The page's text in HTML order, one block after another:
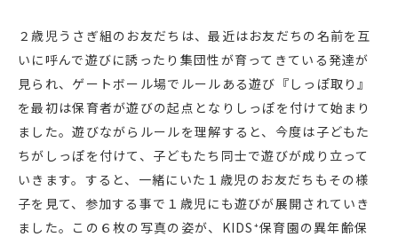
２歳児うさぎ組のお友だちは、最近はお友だちの名前を互
いに呼んで遊びに誘ったり集団性が育ってきている発達が
見られ、ゲートボール場でルールある遊び『しっぽ取り』
を最初は保育者が遊びの起点となりしっぽを付けて始まり
ました。遊びながらルールを理解すると、今度は子どもた
ちがしっぽを付けて、子どもたち同士で遊びが成り立って
いきます。すると、一緒にいた１歳児のお友だちもその様
子を見て、参加する事で１歳児にも遊びが展開されていき
ました。この６枚の写真の姿が、KIDS⁺保育園の異年齢保